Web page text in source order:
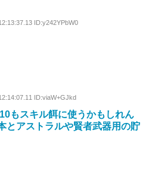
ID:y242YPbW0
ID:viaW+GJkd
もスキル餌に使うかもしれん
とアストラルや賢者武器用の貯